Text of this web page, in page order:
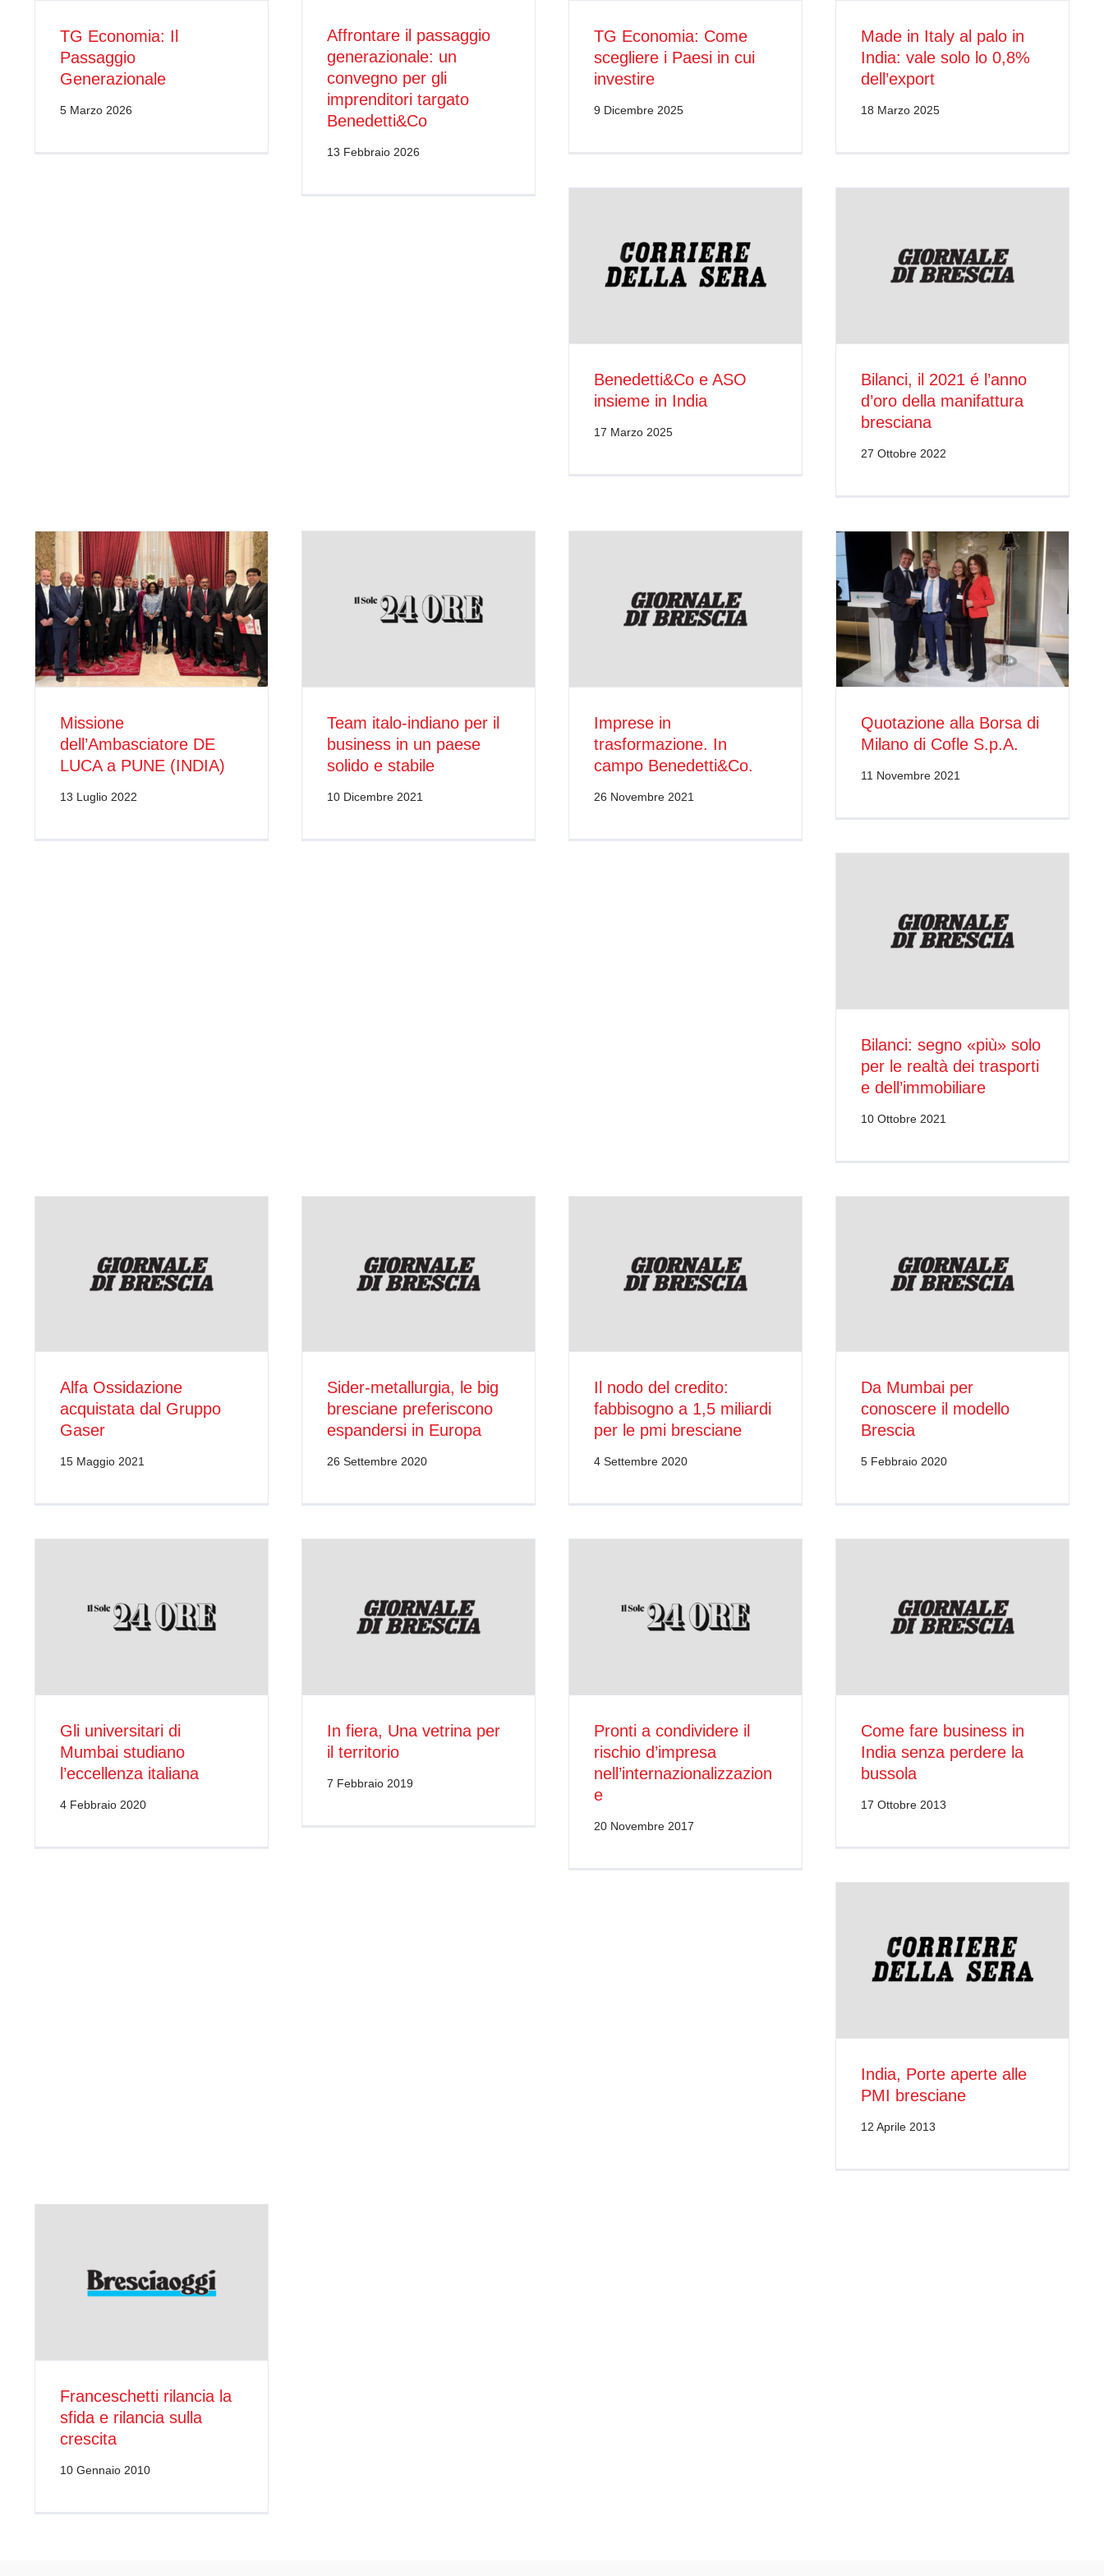
TG Economia: Il
Passaggio
Generazionale
5 Marzo 2026
Affrontare il passaggio
generazionale: un
convegno per gli
imprenditori targato
Benedetti&Co
13 Febbraio 2026
TG Economia: Come
scegliere i Paesi in cui
investire
9 Dicembre 2025
Made in Italy al palo in
India: vale solo lo 0,8%
dell’export
18 Marzo 2025
Benedetti&Co e ASO
insieme in India
17 Marzo 2025
Bilanci, il 2021 é l’anno
d’oro della manifattura
bresciana
27 Ottobre 2022
Missione
dell’Ambasciatore DE
LUCA a PUNE (INDIA)
13 Luglio 2022
Team italo-indiano per il
business in un paese
solido e stabile
10 Dicembre 2021
Imprese in
trasformazione. In
campo Benedetti&Co.
26 Novembre 2021
Quotazione alla Borsa di
Milano di Cofle S.p.A.
11 Novembre 2021
Bilanci: segno «più» solo
per le realtà dei trasporti
e dell’immobiliare
10 Ottobre 2021
Alfa Ossidazione
acquistata dal Gruppo
Gaser
15 Maggio 2021
Sider-metallurgia, le big
bresciane preferiscono
espandersi in Europa
26 Settembre 2020
Il nodo del credito:
fabbisogno a 1,5 miliardi
per le pmi bresciane
4 Settembre 2020
Da Mumbai per
conoscere il modello
Brescia
5 Febbraio 2020
Gli universitari di
Mumbai studiano
l’eccellenza italiana
4 Febbraio 2020
In fiera, Una vetrina per
il territorio
7 Febbraio 2019
Pronti a condividere il
rischio d’impresa
nell’internazionalizzazion
e
20 Novembre 2017
Come fare business in
India senza perdere la
bussola
17 Ottobre 2013
India, Porte aperte alle
PMI bresciane
12 Aprile 2013
Franceschetti rilancia la
sfida e rilancia sulla
crescita
10 Gennaio 2010